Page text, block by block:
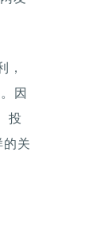
，
因
投
的关